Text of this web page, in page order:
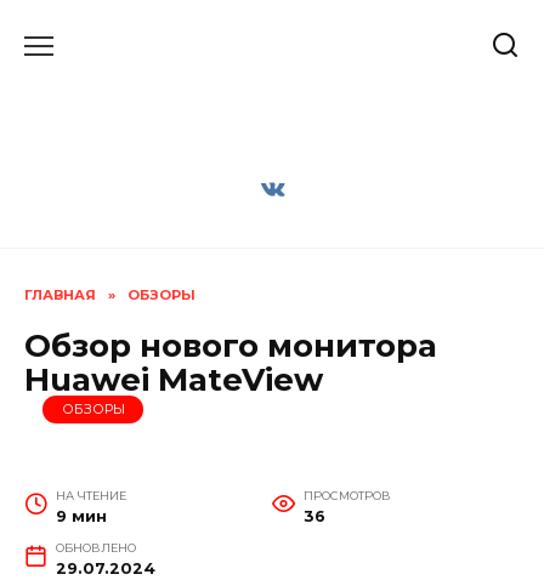
ГЛАВНАЯ » ОБЗОРЫ
Обзор нового монитора
Huawei MateView
ОБЗОРЫ
НА ЧТЕНИЕ
9 мин
ПРОСМОТРОВ
36
ОБНОВЛЕНО
29.07.2024